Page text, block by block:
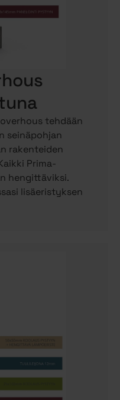
tehdään
seinäpohjan
rakenteiden
Prima-
hengittäviksi.
lisäeristyksen